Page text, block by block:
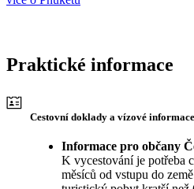
Praktické informace
Cestovní doklady a vízové informace
Informace pro občany
K vycestování je potřeba
měsíců od vstupu do